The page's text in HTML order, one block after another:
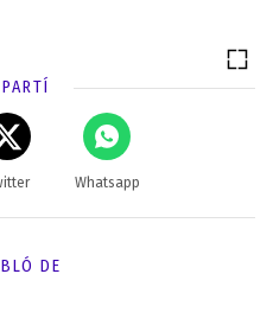
Whatsapp
DE